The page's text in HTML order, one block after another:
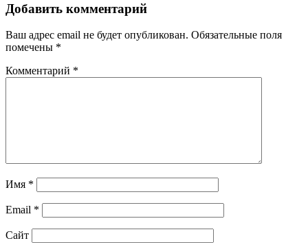
Добавить комментарий
Ваш адрес email не будет опубликован. Обязательные поля
помечены *
Комментарий *
Имя *
Email *
Сайт